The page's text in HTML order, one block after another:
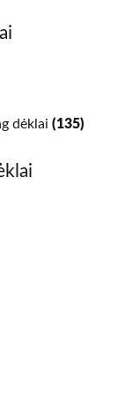
dėklai(135)